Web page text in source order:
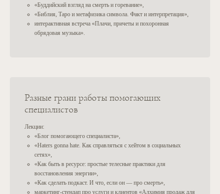
«Буддийский взгляд на смерть и горевание»,
«Библия, Таро и метафизика символа. Факт и интерпретация»,
интерактивная встреча «Плачи, причеты и похоронная
обрядовая музыка».
Разные грани работы помогающих
специалистов
Лекции:
«Блог помогающего специалиста»,
«Haters gonna hate. Как справляться с хейтом в социальных
сетях»,
«Как быть в ресурсе: простые телесные практики для
восстановления энергии»,
«Как сделать подкаст. И что, если он — про смерть»,
маркетинг-стендап про услуги и клиентов «Алхимия продаж для
ВСЕ ПРАВА НА МАТЕРИАЛЫ САЙТА ПРИНАДЛЕЖАТ
© IE ALEXANDRA WICKENDEN
ОФЕРТА НА ОКАЗАНИЕ
ИНФОРМАЦИОННЫХ УСЛУГ
ПОЛИТИКА ОБРАБОТКИ
ПЕРСОНАЛЬНЫХ ДАННЫХ